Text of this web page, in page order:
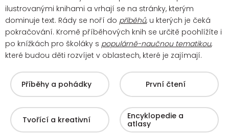
ilustrovanými knihami a vrhají se na stránky, kterým
dominuje text. Rády se noří do příběhů, u kterých je čeká
pokračování. Kromě příběhových knih se určitě poohlížíte i
po knížkách pro školáky s populárně-naučnou tematikou,
které budou děti rozvíjet v oblastech, které je zajímají.
Příběhy a pohádky První čtení
Tvořící a kreativní
Encyklopedie a
atlasy